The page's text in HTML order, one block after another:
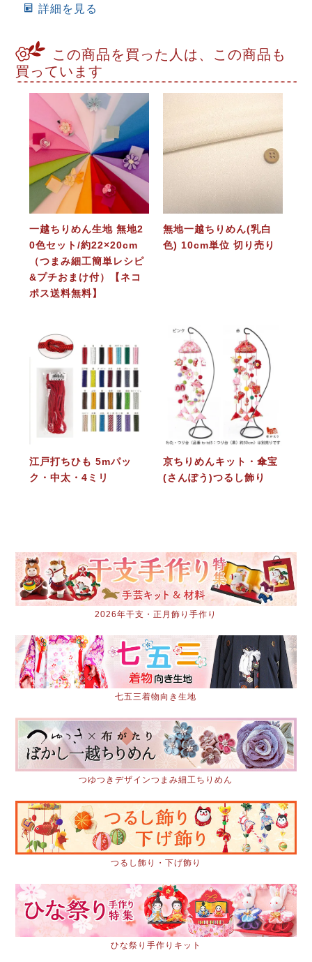
詳細を見る
この商品を買った人は、この商品も
買っています
一越ちりめん生地 無地2
0色セット/約22×20cm
（つまみ細工簡単レシピ
&プチおまけ付）【ネコ
ポス送料無料】
無地一越ちりめん(乳白
色) 10cm単位 切り売り
江戸打ちひも 5mパッ
ク・中太・4ミリ
京ちりめんキット・傘宝
(さんぽう)つるし飾り
2026年干支・正月飾り手作り
七五三着物向き生地
つゆつきデザインつまみ細工ちりめん
つるし飾り・下げ飾り
ひな祭り手作りキット